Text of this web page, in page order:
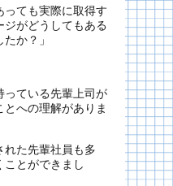
っても実際に取得す
ジがどうしてもある
か？」
っている先輩上司が
への理解がありま
れた先輩社員も多
ことができまし